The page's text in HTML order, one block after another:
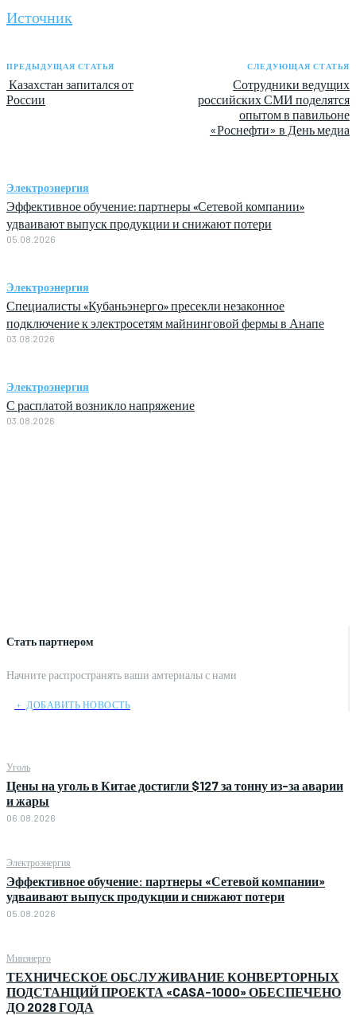
Стать партнером
Начните распространять ваши амтериалы с нами
﹢ ДОБАВИТЬ НОВОСТЬ
Уголь
Цены на уголь в Китае достигли $127 за тонну из-за аварии
и жары
06.08.2026
Электроэнергия
Эффективное обучение: партнеры «Сетевой компании»
удваивают выпуск продукции и снижают потери
05.08.2026
Минэнерго
ТЕХНИЧЕСКОЕ ОБСЛУЖИВАНИЕ КОНВЕРТОРНЫХ
ПОДСТАНЦИЙ ПРОЕКТА «CASA-1000» ОБЕСПЕЧЕНО
ДО 2028 ГОДА
Источник
ПРЕДЫДУЩАЯ СТАТЬЯ
Казахстан запитался от
России
СЛЕДУЮЩАЯ СТАТЬЯ
Сотрудники ведущих
российских СМИ поделятся
опытом в павильоне
«Роснефти» в День медиа
Электроэнергия
Эффективное обучение: партнеры «Сетевой компании»
удваивают выпуск продукции и снижают потери
05.08.2026
Электроэнергия
Специалисты «Кубаньэнерго» пресекли незаконное
подключение к электросетям майнинговой фермы в Анапе
03.08.2026
Электроэнергия
С расплатой возникло напряжение
03.08.2026